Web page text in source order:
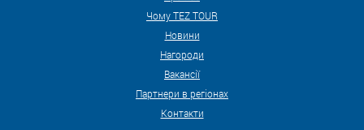
Чому TEZ TOUR
Новини
Нагороди
Вакансії
Партнери в регіонах
Контакти